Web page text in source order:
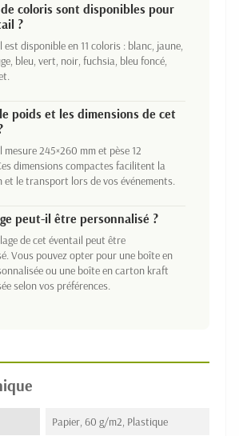
coloris sont disponibles pour
?
est disponible en 11 coloris : blanc, jaune,
bleu, vert, noir, fuchsia, bleu foncé,
poids et les dimensions de cet
mesure 245×260 mm et pèse 12
dimensions compactes facilitent la
le transport lors de vos événements.
peut-il être personnalisé ?
de cet éventail peut être
Vous pouvez opter pour une boîte en
ou une boîte en carton kraft
selon vos préférences.
Papier, 60 g/m2, Plastique